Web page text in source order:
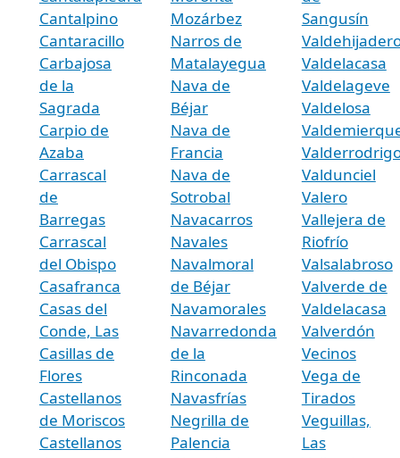
Cantalpino
Cantaracillo
Carbajosa
de la
Sagrada
Carpio de
Azaba
Carrascal
de
Barregas
Carrascal
del Obispo
Casafranca
Casas del
Conde, Las
Casillas de
Flores
Castellanos
de Moriscos
Castellanos
Mozárbez
Narros de
Matalayegua
Nava de
Béjar
Nava de
Francia
Nava de
Sotrobal
Navacarros
Navales
Navalmoral
de Béjar
Navamorales
Navarredonda
de la
Rinconada
Navasfrías
Negrilla de
Palencia
Sangusín
Valdelacasa
Valdelageve
Valdelosa
Valdunciel
Valero
Vallejera de
Riofrío
Valsalabroso
Valverde de
Valdelacasa
Valverdón
Vecinos
Vega de
Tirados
Veguillas,
Las